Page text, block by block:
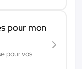
pour mon
pour vos